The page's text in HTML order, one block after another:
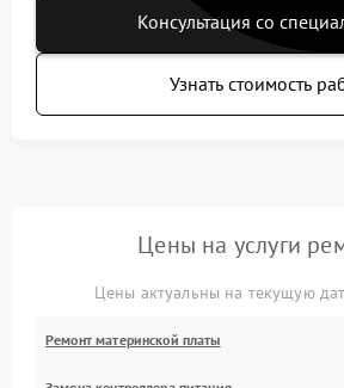
Консультация со
Узнать стоимость
Цены на услуги
Цены актуальны на текущую
Ремонт материнской платы